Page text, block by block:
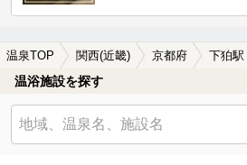
温泉TOP 関西(近畿) 京都府 下狛駅
温浴施設を探す